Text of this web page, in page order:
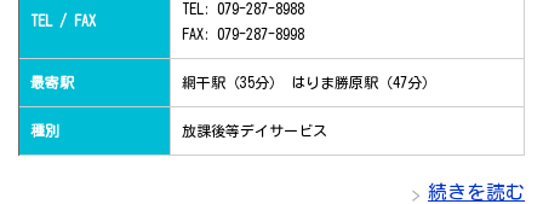
TEL / FAX
TEL: 079-287-8988
FAX: 079-287-8998
最寄駅 網干駅（35分） はりま勝原駅（47分）
種別 放課後等デイサービス
続きを読む